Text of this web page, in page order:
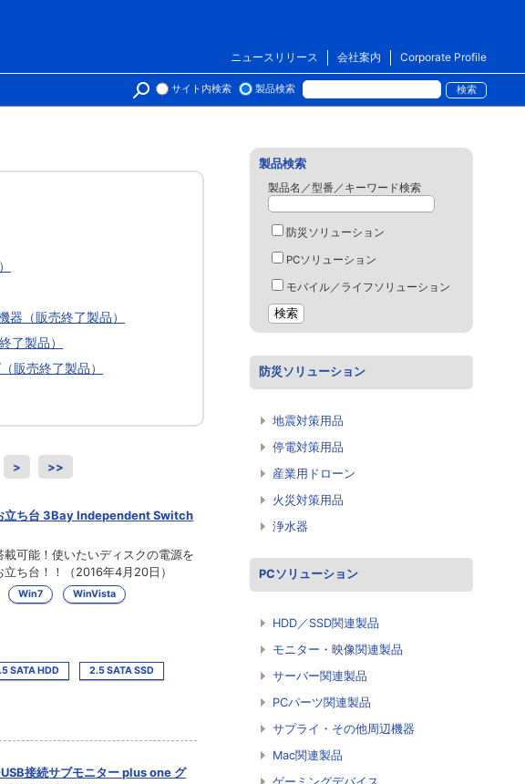
Corporate Profile
会社案内
ニュースリリース
サイト内検索 製品検索
器（販売終了製品）
了製品）
販売終了製品）
> >>
立ち台 3Bay Independent Switch
載可能！使いたいディスクの電源を
ち台！！（2016年4月20日）
Win7 WinVista
SATA HDD 2.5 SATA SSD
接続サブモニター plus one グ
製品検索
製品名／型番／キーワード検索
防災ソリューション
PCソリューション
モバイル／ライフソリューション
防災ソリューション
地震対策用品
停電対策用品
産業用ドローン
火災対策用品
浄水器
PCソリューション
HDD／SSD関連製品
モニター・映像関連製品
サーバー関連製品
PCパーツ関連製品
サプライ・その他周辺機器
Mac関連製品